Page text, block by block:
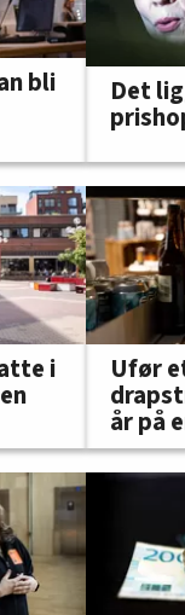
bli Det
i Ufør
år på